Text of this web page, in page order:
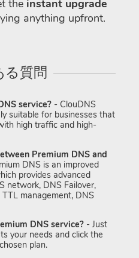
the instant upgrade
anything upfront.
る質問
service? - ClouDNS
suitable for businesses that
high traffic and high-
Premium DNS and
DNS is an improved
provides advanced
network, DNS Failover,
management, DNS
DNS service? - Just
your needs and click the
plan.